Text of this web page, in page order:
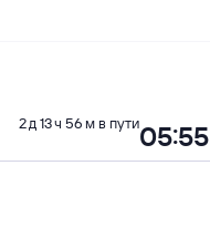
05:55
2 д 13 ч 56 м в пути